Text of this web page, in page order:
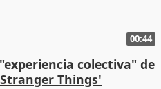
00:44
colectiva" de
Things'